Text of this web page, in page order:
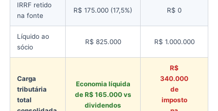
IRRF retido
na fonte
R$ 175.000 (17,5%) R$ 0
Líquido ao
sócio
R$ 825.000 R$ 1.000.000
Carga
tributária
total
Economia líquida
de R$ 165.000 vs
dividendos
R$
340.000
de
imposto